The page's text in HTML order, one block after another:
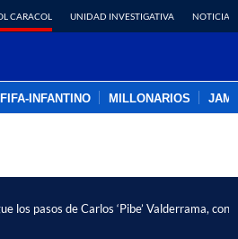
CARACOL UNIDAD INVESTIGATIVA NOTICIAS
FIFA-INFANTINO MILLONARIOS
los pasos de Carlos ‘Pibe’ Valderrama, con